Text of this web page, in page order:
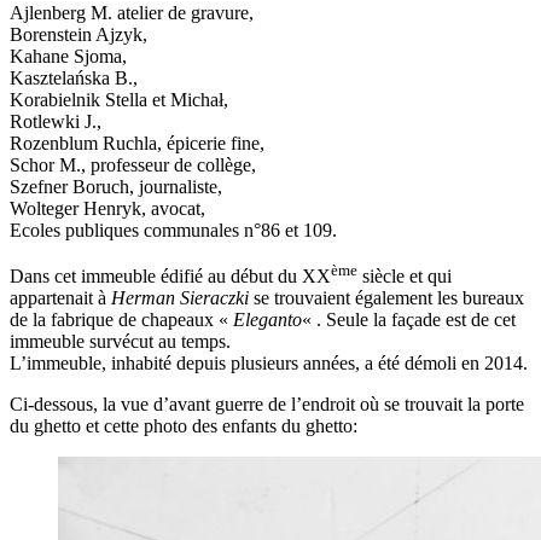
Ajlenberg M. atelier de gravure,
Borenstein Ajzyk,
Kahane Sjoma,
Kasztelańska B.,
Korabielnik Stella et Michał,
Rotlewki J.,
Rozenblum Ruchla, épicerie fine,
Schor M., professeur de collège,
Szefner Boruch, journaliste,
Wolteger Henryk, avocat,
Ecoles publiques communales n°86 et 109.
Dans cet immeuble édifié au début du XXème siècle et qui
appartenait à Herman Sieraczki se trouvaient également les bureaux
de la fabrique de chapeaux « Eleganto« . Seule la façade est de cet
immeuble survécut au temps.
L’immeuble, inhabité depuis plusieurs années, a été démoli en 2014.
Ci-dessous, la vue d’avant guerre de l’endroit où se trouvait la porte
du ghetto et cette photo des enfants du ghetto: